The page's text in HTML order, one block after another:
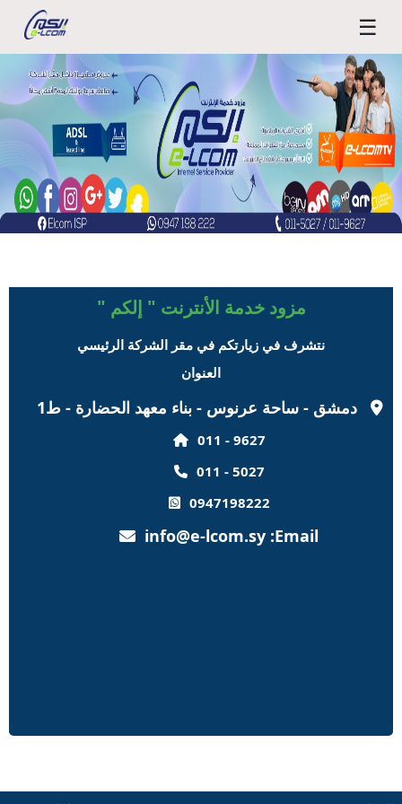
☰
مزود خدمة الأنترنت " إلكم "
نتشرف في زيارتكم في مقر الشركة الرئيسي
العنوان
دمشق - ساحة عرنوس - بناء معهد الحضارة - ط1
011 - 9627
011 - 5027
0947198222
info@e-lcom.sy :Email